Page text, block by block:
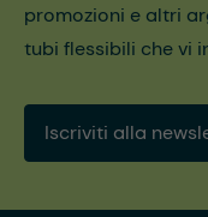
promozioni e altri
tubi flessibili che vi
Iscriviti alla